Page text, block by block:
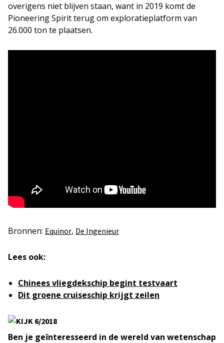
overigens niet blijven staan, want in 2019 komt de
Pioneering Spirit terug om exploratieplatform van
26.000 ton te plaatsen.
Bronnen: Equinor, De Ingenieur
Lees ook:
Chinees vliegdekschip begint testvaart
Dit groene cruiseschip krijgt zeilen
Ben je geïnteresseerd in de wereld van wetenschap